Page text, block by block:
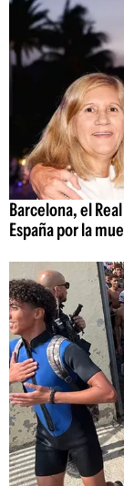
Barcelona, el
España por la